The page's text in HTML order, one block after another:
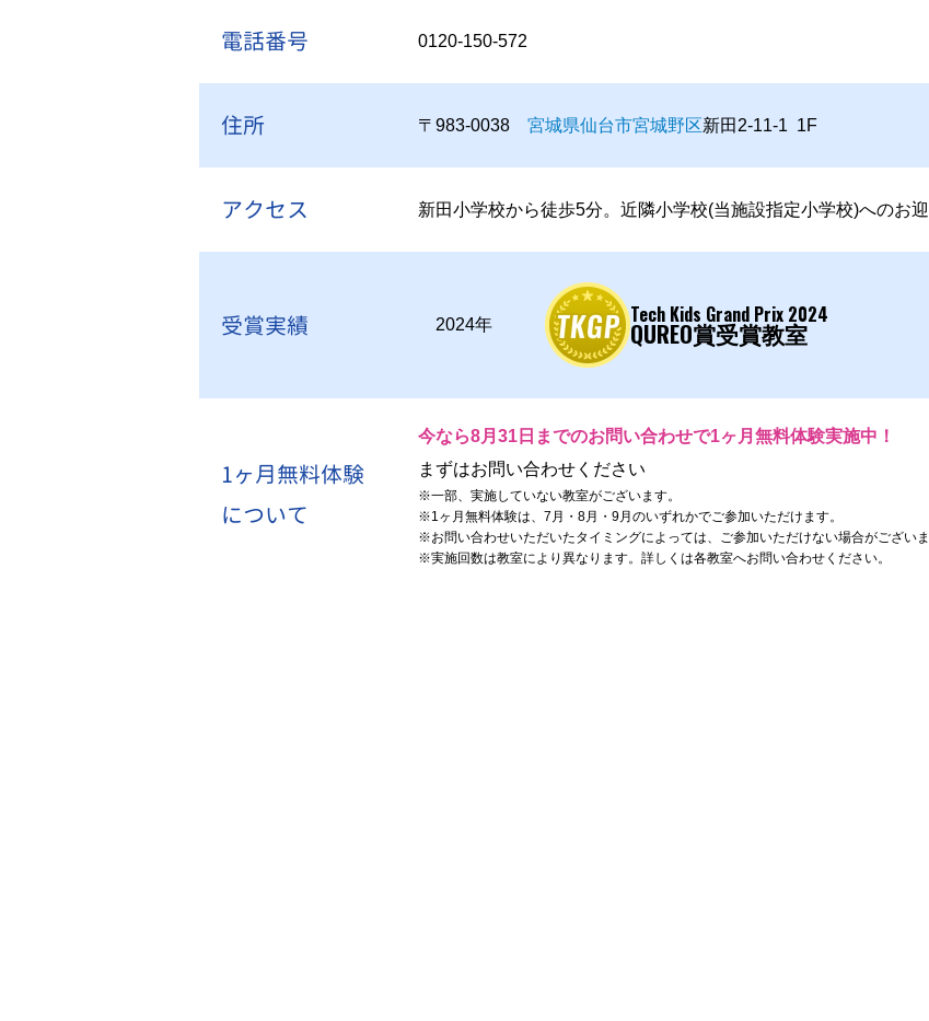
電話番号 0120-150-572
住所 〒983-0038 宮城県仙台市宮城野区新田2-11-1 1F
アクセス 新田小学校から徒歩5分。近隣小学校(当施設指定小学校)へのお
受賞実績 2024年 Tech Kids Grand Prix 2024
QUREO賞受賞教室
1ヶ月無料体験
について
今なら8月31日までのお問い合わせで1ヶ月無料体験実施中！
まずはお問い合わせください
※一部、実施していない教室がございます。
※1ヶ月無料体験は、7月・8月・9月のいずれかでご参加いただけます。
※お問い合わせいただいたタイミングによっては、ご参加いただけない場合がございま
※実施回数は教室により異なります。詳しくは各教室へお問い合わせください。